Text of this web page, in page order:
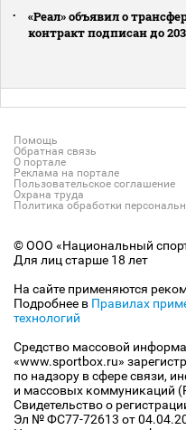
«Реал» объявил о
контракт подписан до
Помощь
Обратная связь
О портале
Реклама на портале
Пользовательское соглашение
Охрана труда
Политика обработки
© ООО «Национальный
Для лиц старше 18 лет
На сайте применяются
Подробнее в Правилах
технологий
Средство массовой
«www.sportbox.ru»
по надзору в сфере связи,
и массовых коммуникаций
Свидетельство о
Эл № ФС77-72613 от